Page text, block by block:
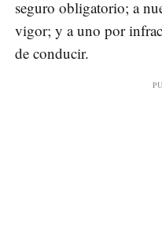
seguro obligatorio; a
vigor; y a uno por
de conducir.